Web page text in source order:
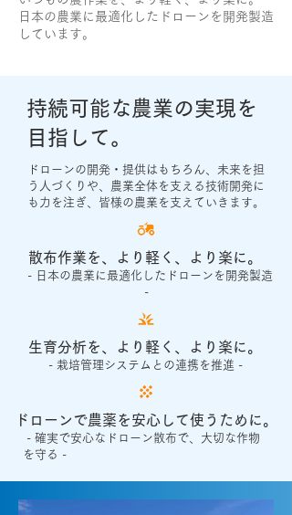
日本の農業に最適化したドローンを開発製造
しています。
持続可能な農業の実現を
目指して​。
ドローンの開発・提供はもちろん、未来を担
う人づくりや、農業全体を支える技術開発に
も力を注ぎ、皆様の農業を支えていきます。
散布作業を、より軽く、より楽に。​
- 日本の農業に最適化したドローンを開発製造
-
生育分析を、より軽く、より楽に。
- 栽培管理システムとの連携を推進 -
ドローンで農薬を安心して使うために。
- 確実で安心なドローン散布で、大切な作物
を守る -